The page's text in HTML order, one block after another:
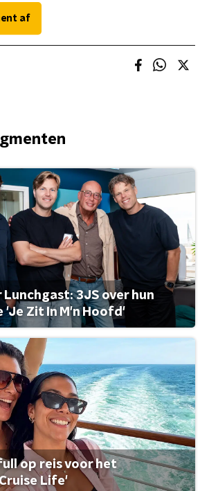
af
Lunchgast: 3JS over hun
'Je Zit In M'n Hoofd'
op reis voor het
Life'